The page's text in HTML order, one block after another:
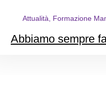
Attualità, Formazione
Abbiamo sempre